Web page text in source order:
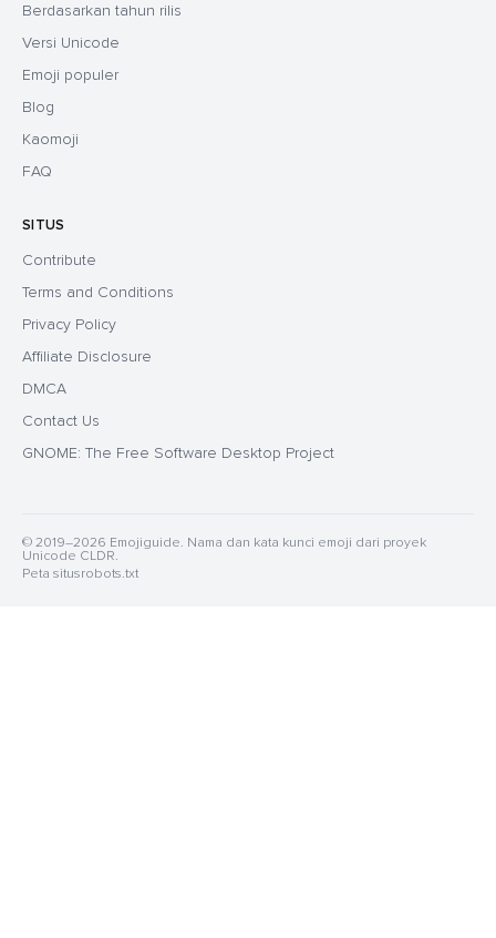
Berdasarkan tahun rilis
Versi Unicode
Emoji populer
Blog
Kaomoji
FAQ
SITUS
Contribute
Terms and Conditions
Privacy Policy
Affiliate Disclosure
DMCA
Contact Us
GNOME: The Free Software Desktop Project
© 2019–2026 Emojiguide. Nama dan kata kunci emoji dari proyek
Unicode CLDR.
Peta situsrobots.txt